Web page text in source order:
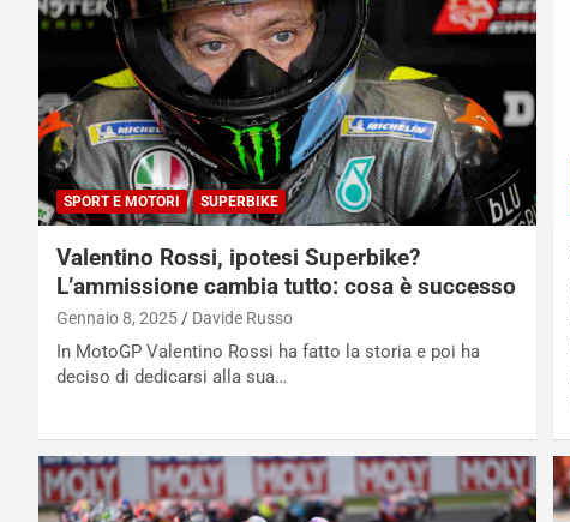
SPORT E MOTORI SUPERBIKE
Valentino Rossi, ipotesi Superbike?
L’ammissione cambia tutto: cosa è successo
Gennaio 8, 2025 Davide Russo
In MotoGP Valentino Rossi ha fatto la storia e poi ha
deciso di dedicarsi alla sua…